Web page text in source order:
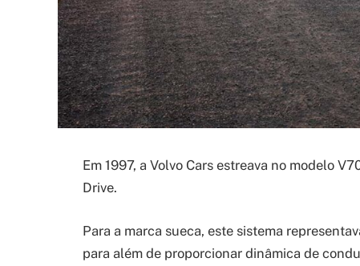
Em 1997, a Volvo Cars estreava no modelo
Drive.
Para a marca sueca, este sistema
para além de proporcionar dinâmica de